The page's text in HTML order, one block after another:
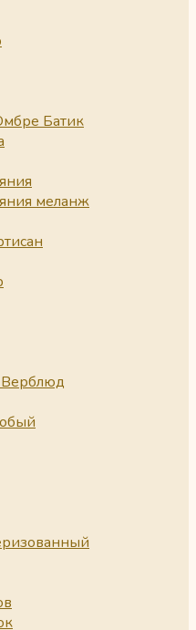
Батик
меланж